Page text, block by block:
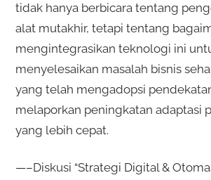
tidak hanya berbicara tentang
alat mutakhir, tetapi tentang
mengintegrasikan teknologi ini
menyelesaikan masalah bisnis
yang telah mengadopsi
melaporkan peningkatan adaptasi
yang lebih cepat.
—–Diskusi “Strategi Digital &